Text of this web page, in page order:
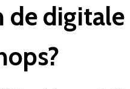
de digitale